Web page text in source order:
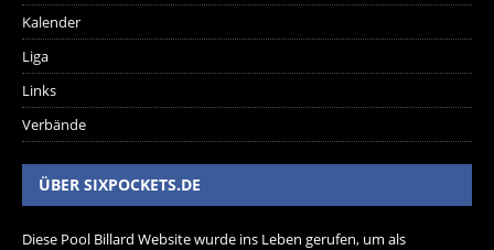
Kalender
Liga
Links
Verbände
ÜBER SIXPOCKETS.DE
Diese Pool Billard Website wurde ins Leben gerufen, um als